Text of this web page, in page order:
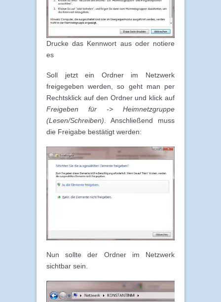
Drucke das Kennwort aus oder notiere
es
Soll jetzt ein Ordner im Netzwerk
freigegeben werden, so geht man per
Rechtsklick auf den Ordner und klick auf
Freigeben für -> Heimnetzgruppe
(Lesen/Schreiben). Anschließend muss
die Freigabe bestätigt werden:
Nun sollte der Ordner im Netzwerk
sichtbar sein.